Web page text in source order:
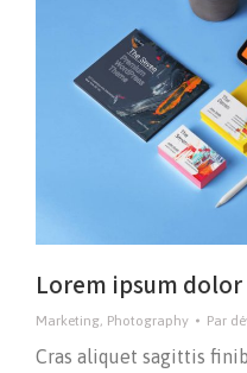
Lorem ipsum dolor
Marketing, Photography Par
Cras aliquet sagittis